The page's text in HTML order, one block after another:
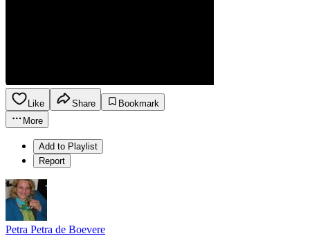
Like Share
Bookmark
More
Add to Playlist
Report
Petra Petra de Boevere